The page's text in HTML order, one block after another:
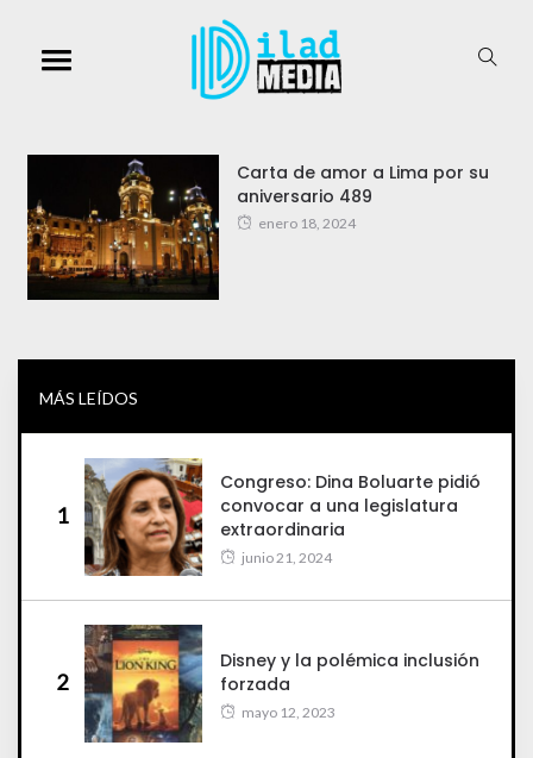
Carta de amor a Lima por su
aniversario 489
enero 18, 2024
MÁS LEÍDOS
1
Congreso: Dina Boluarte pidió
convocar a una legislatura
extraordinaria
junio 21, 2024
2
Disney y la polémica inclusión
forzada
mayo 12, 2023